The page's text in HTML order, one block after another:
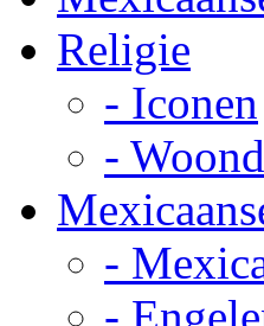
Religie
- Iconen
-
-
-